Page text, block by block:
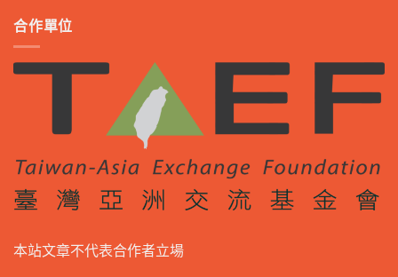
合作單位
本站文章不代表合作者立場